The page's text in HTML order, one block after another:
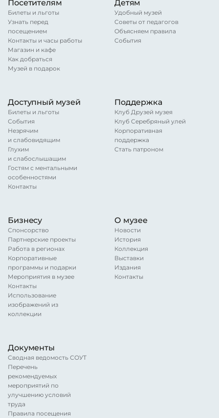
Посетителям
Билеты и льготы
Узнать перед
посещением
Контакты и часы работы
Магазин и кафе
Как добраться
Музей в подарок
Детям
Удобный музей
Советы от педагогов
Объясняем правила
События
Доступный музей
Билеты и льготы
События
Незрячим
и слабовидящим
Глухим
и слабослышащим
Гостям с ментальными
особенностями
Контакты
Поддержка
Клуб Друзей музея
Клуб Серебряный улей
Корпоративная
поддержка
Стать патроном
Бизнесу
Спонсорство
Партнерские проекты
Работа в регионах
Корпоративные
программы и подарки
Мероприятия в музее
Контакты
Использование
изображений из
коллекции
О музее
Новости
История
Коллекция
Выставки
Издания
Контакты
Документы
Сводная ведомость СОУТ
Перечень
рекомендуемых
мероприятий по
улучшению условий
труда
Правила посещения